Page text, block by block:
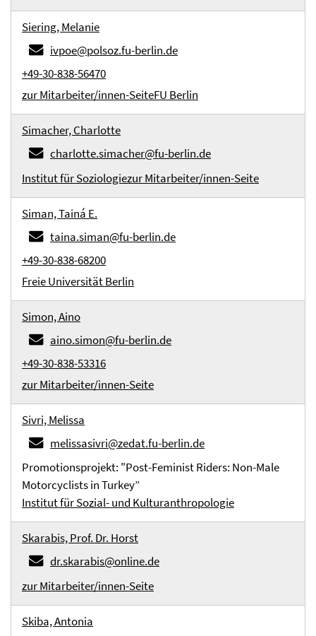
Siering, Melanie
ivpoe@polsoz.fu-berlin.de
+49-30-838-56470
zur Mitarbeiter/innen-SeiteFU Berlin
Simacher, Charlotte
charlotte.simacher@fu-berlin.de
Institut für Soziologiezur Mitarbeiter/innen-Seite
Siman, Tainá E.
taina.siman@fu-berlin.de
+49-30-838-68200
Freie Universität Berlin
Simon, Aino
aino.simon@fu-berlin.de
+49-30-838-53316
zur Mitarbeiter/innen-Seite
Sivri, Melissa
melissasivri@zedat.fu-berlin.de
Promotionsprojekt: "Post-Feminist Riders: Non-Male
Motorcyclists in Turkey”
Institut für Sozial- und Kulturanthropologie
Skarabis, Prof. Dr. Horst
dr.skarabis@online.de
zur Mitarbeiter/innen-Seite
Skiba, Antonia